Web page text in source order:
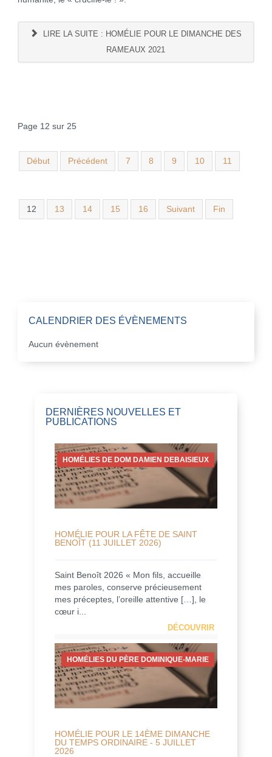
LIRE LA SUITE : HOMÉLIE POUR LE DIMANCHE DES
RAMEAUX 2021
Page 12 sur 25
Début Précédent 7 8 9 10 11
12 13 14 15 16 Suivant Fin
CALENDRIER DES ÉVÈNEMENTS
Aucun évènement
DERNIÈRES NOUVELLES ET
PUBLICATIONS
HOMÉLIES DE DOM DAMIEN DEBAISIEUX
HOMÉLIE POUR LA FÊTE DE SAINT
BENOÎT (11 JUILLET 2026)
Saint Benoît 2026 « Mon fils, accueille
mes paroles, conserve précieusement
mes préceptes, l’oreille attentive […], le
cœur i...
DÉCOUVRIR
HOMÉLIES DU PÈRE DOMINIQUE-MARIE
HOMÉLIE POUR LE 14ÈME DIMANCHE
DU TEMPS ORDINAIRE - 5 JUILLET
2026